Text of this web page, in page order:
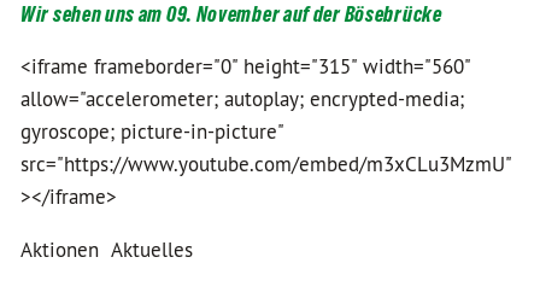
Wir sehen uns am 09. November auf der Bösebrücke
<iframe frameborder="0" height="315" width="560"
allow="accelerometer; autoplay; encrypted-media;
gyroscope; picture-in-picture"
src="https://www.youtube.com/embed/m3xCLu3MzmU"
></iframe>
Aktionen Aktuelles